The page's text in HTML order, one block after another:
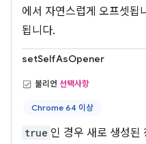
에서 자연스럽게 오프셋됩
됩니다.
setSelfAsOpener
불리언 선택사항
Chrome 64 이상
true 인 경우 새로 생성